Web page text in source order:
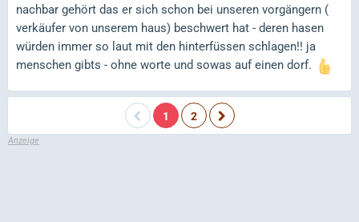
nachbar gehört das er sich schon bei unseren vorgängern (
verkäufer von unserem haus) beschwert hat - deren hasen
würden immer so laut mit den hinterfüssen schlagen!! ja
menschen gibts - ohne worte und sowas auf einen dorf.
1 2